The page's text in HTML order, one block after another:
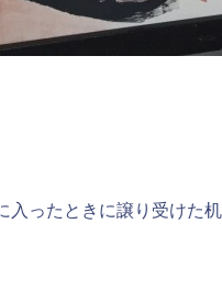
ったときに譲り受けた机